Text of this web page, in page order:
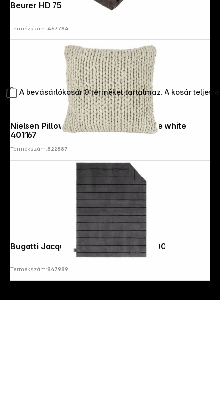
A bevásárlókosár 0 terméket tartalmaz. A kosár teljes
Beurer HD 75 taupe
Termékszám:467784
Nielsen Pillowcase Marlin 50x50 Creae white
401167
Termékszám:822887
Bugatti Jacquard Blanket Grey 150x200
Termékszám:847989
Copyright © 2000 - 2026 DIFOX. All rights reserved.